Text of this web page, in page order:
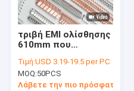
τριβή EMI ολίσθησης
610mm που
κλουβί αποθεμάτων
RF δάχτυλων χαλκού
βηρυλλίου
Τιμή:USD 3.19-19.5 per PC
MOQ:50PCS
Λάβετε την πιο πρόσφατη τιμή